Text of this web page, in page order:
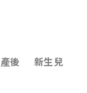
產後
新生兒